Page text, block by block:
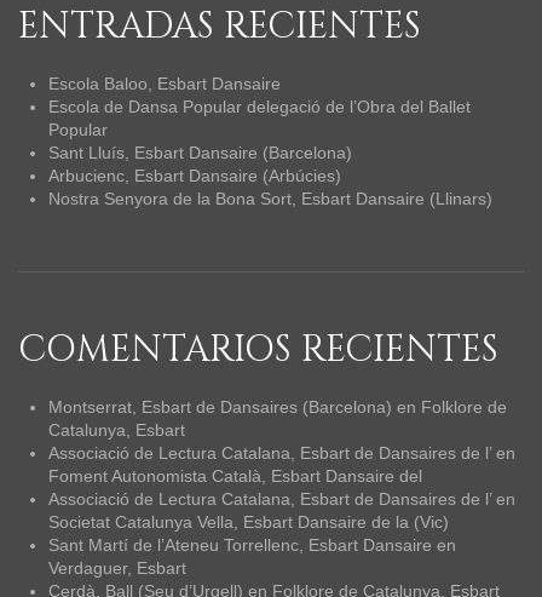
ENTRADAS RECIENTES
Escola Baloo, Esbart Dansaire
Escola de Dansa Popular delegació de l’Obra del Ballet
Popular
Sant Lluís, Esbart Dansaire (Barcelona)
Arbucienc, Esbart Dansaire (Arbúcies)
Nostra Senyora de la Bona Sort, Esbart Dansaire (Llinars)
COMENTARIOS RECIENTES
Montserrat, Esbart de Dansaires (Barcelona) en Folklore de
Catalunya, Esbart
Associació de Lectura Catalana, Esbart de Dansaires de l’en
Foment Autonomista Català, Esbart Dansaire del
Associació de Lectura Catalana, Esbart de Dansaires de l’en
Societat Catalunya Vella, Esbart Dansaire de la (Vic)
Sant Martí de l’Ateneu Torrellenc, Esbart Dansaire en
Verdaguer, Esbart
Cerdà, Ball (Seu d’Urgell) en Folklore de Catalunya, Esbart